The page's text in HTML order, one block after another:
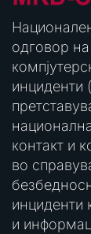
одговор на
инциденти
контакт и
во
инциденти
и